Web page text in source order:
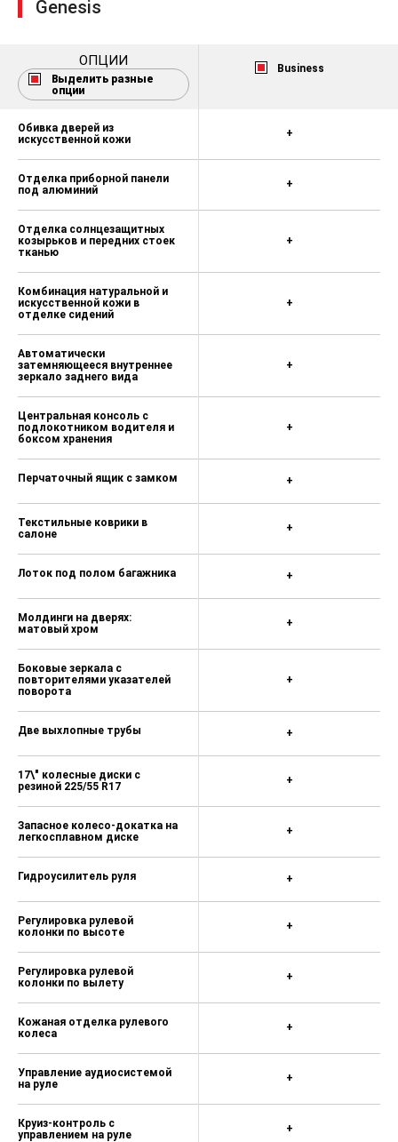
пространства с логотипом Genesis
Genesis
ОПЦИИ
Выделить разные
опции
Business
Обивка дверей из
искусственной кожи
Отделка приборной панели
под алюминий
Отделка солнцезащитных
козырьков и передних стоек
тканью
Комбинация натуральной и
искусственной кожи в
отделке сидений
Автоматически
затемняющееся внутреннее
зеркало заднего вида
Центральная консоль с
подлокотником водителя и
боксом хранения
Перчаточный ящик с замком
Текстильные коврики в
салоне
Лоток под полом багажника
Молдинги на дверях:
матовый хром
Боковые зеркала с
повторителями указателей
поворота
Две выхлопные трубы
17\" колесные диски с
резиной 225/55 R17
Запасное колесо-докатка на
легкосплавном диске
Гидроусилитель руля
Регулировка рулевой
колонки по высоте
Регулировка рулевой
колонки по вылету
Кожаная отделка рулевого
колеса
Управление аудиосистемой
на руле
Круиз-контроль с
управлением на руле
+
+
+
+
+
+
+
+
+
+
+
+
+
+
+
+
+
+
+
+